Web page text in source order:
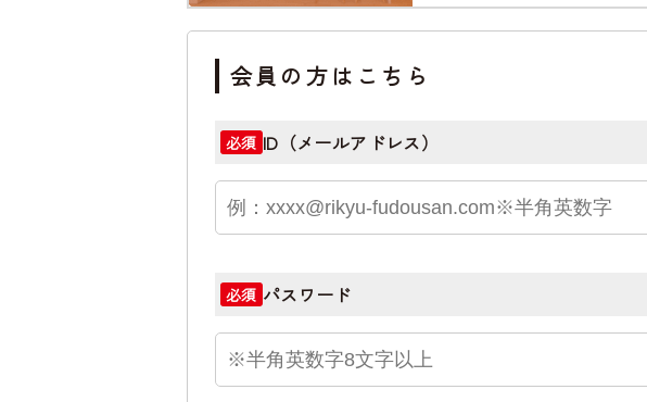
会員の方はこちら
必須 ID（メールアドレス）
必須 パスワード